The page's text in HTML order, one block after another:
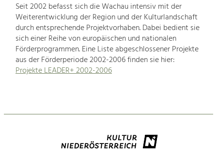
Seit 2002 befasst sich die Wachau intensiv mit der
Weiterentwicklung der Region und der Kulturlandschaft
durch entsprechende Projektvorhaben. Dabei bedient sie
sich einer Reihe von europäischen und nationalen
Förderprogrammen. Eine Liste abgeschlossener Projekte
aus der Förderperiode 2002-2006 finden sie hier:
Projekte LEADER+ 2002-2006